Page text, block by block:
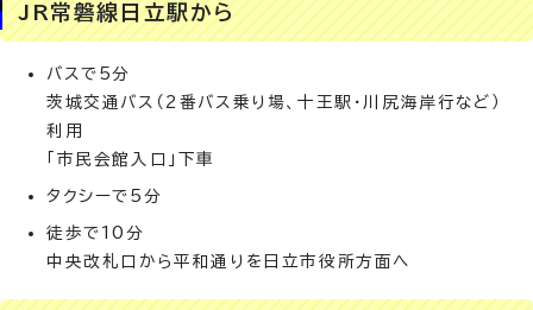
JR常磐線日立駅から
バスで5分
茨城交通バス（2番バス乗り場、十王駅・川尻海岸行など）
利用
「市民会館入口」下車
タクシーで5分
徒歩で10分
中央改札口から平和通りを日立市役所方面へ